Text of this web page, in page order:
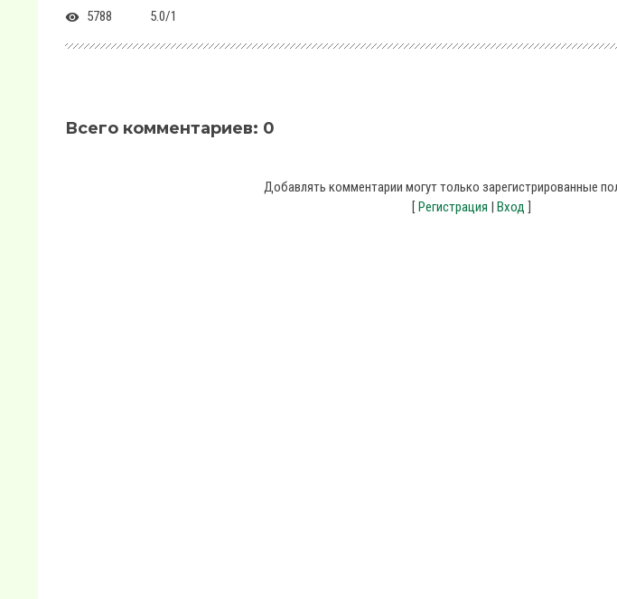
5788
5.0/1
Всего комментариев: 0
Добавлять комментарии могут только зарегистрированные
[Регистрация | Вход ]